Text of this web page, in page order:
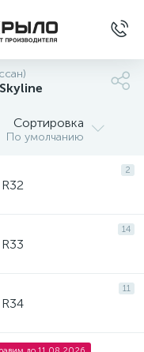
Сортировка
По умолчанию
2
14
11